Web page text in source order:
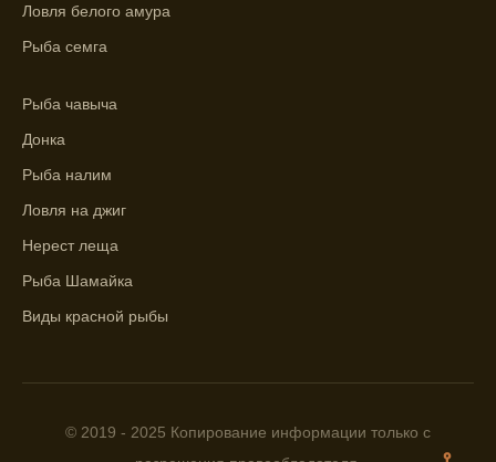
Прогноз клева на сутки вперед дает ясное
представление о том, когда и где клюет
Находите ближайшие водоемы для ловли с
Учитывайте фазы луны при выборе места
для рыбной ловли, согласно прогнозу
Прогноз клева помогает определить
предоставляет подробную информацию о
Ловля белого амура
Рыба семга
Рыба чавыча
Донка
Рыба налим
Ловля на джиг
Нерест леща
Рыба Шамайка
Виды красной рыбы
© 2019 - 2025 Копирование информации только с